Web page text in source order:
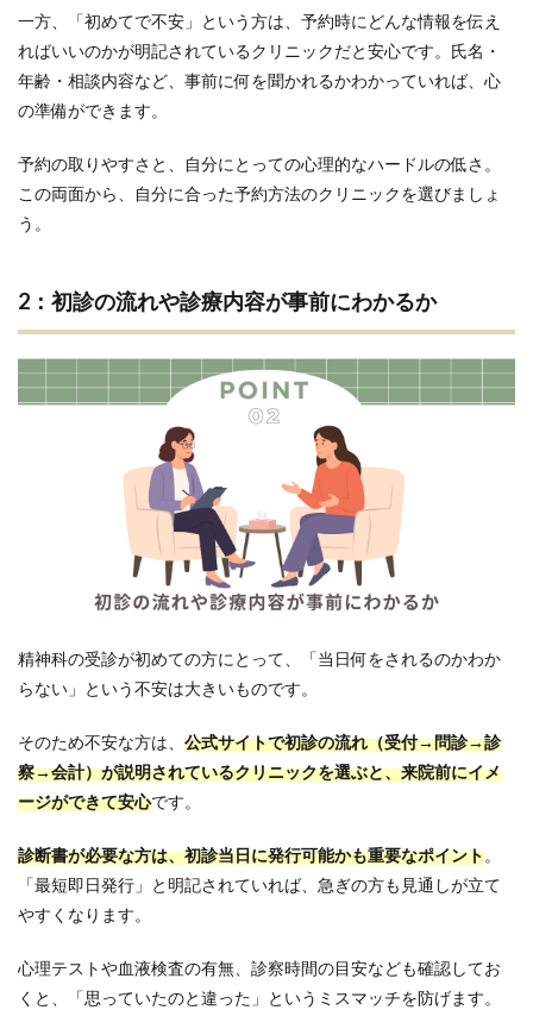
一方、「初めてで不安」という方は、予約時にどんな情報を伝え
ればいいのかが明記されているクリニックだと安心です。氏名・
年齢・相談内容など、事前に何を聞かれるかわかっていれば、心
の準備ができます。
予約の取りやすさと、自分にとっての心理的なハードルの低さ。
この両面から、自分に合った予約方法のクリニックを選びましょ
う。
2：初診の流れや診療内容が事前にわかるか
精神科の受診が初めての方にとって、「当日何をされるのかわか
らない」という不安は大きいものです。
そのため不安な方は、 公式サイトで初診の流れ（受付→問診→診
察→会計）が説明されているクリニックを選ぶと、来院前にイメ
ージができて安心です。
診断書が必要な方は、初診当日に発行可能かも重要なポイント。
「最短即日発行」と明記されていれば、急ぎの方も見通しが立て
やすくなります。
心理テストや血液検査の有無、診察時間の目安なども確認してお
くと、「思っていたのと違った」というミスマッチを防げます。